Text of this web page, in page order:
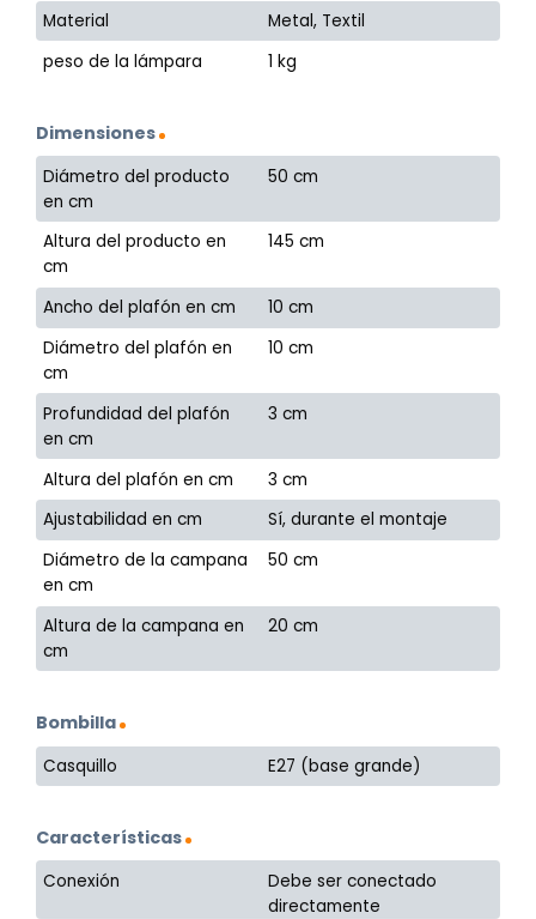
Material
Metal, Textil
peso de la lámpara
1 kg
Dimensiones
Diámetro del producto
en cm
50 cm
Altura del producto en
cm
145 cm
Ancho del plafón en cm
10 cm
Diámetro del plafón en
cm
10 cm
Profundidad del plafón
en cm
3 cm
Altura del plafón en cm
3 cm
Ajustabilidad en cm
Sí, durante el montaje
Diámetro de la campana
en cm
50 cm
Altura de la campana en
cm
20 cm
Bombilla
Casquillo E27 (base grande)
Características
Conexión
Debe ser conectado
directamente